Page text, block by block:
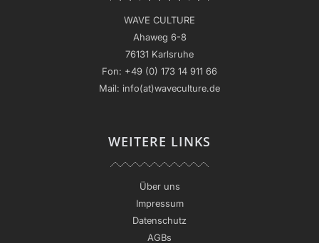
WAVE CULTURE
Ahaweg 6-8
76131 Karlsruhe
Fon: +49 (0) 173 14 911 66
Mail: info(at)waveculture.de
WEITERE LINKS
Über uns
Impressum
Datenschutz
AGBs